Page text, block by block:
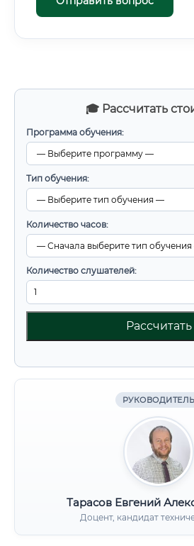
🎓 Рассчитать
Программа обучения:
Тип обучения:
Количество часов:
Количество слушателей:
Рассчитать
РУКОВОДИТЕЛЬ
Тарасов Евгений
Доцент, кандидат